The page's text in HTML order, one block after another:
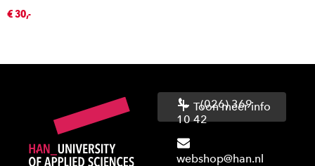
€ 30,-
(026) 369
10 42
webshop@han.nl
Toon meer info